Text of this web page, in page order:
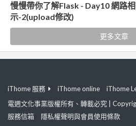
慢慢帶你了解Flask - Day10 網路
示-2(upload修改)
更多文章
iThome 服務 iThome online
iThome
電週文化事業版權所有、轉載必究 |
服務信箱
隱私權聲明與會員使用條款